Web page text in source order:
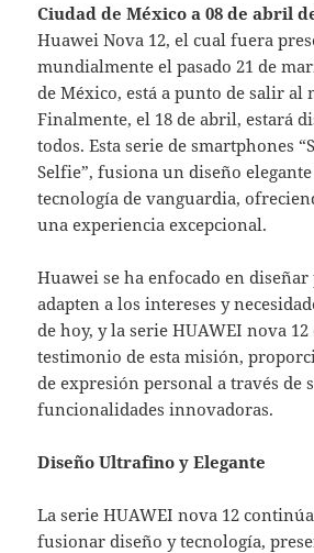
Ciudad de México a 08 de abril
Huawei Nova 12, el cual fuera
mundialmente el pasado 21 de
de México, está a punto de salir al
Finalmente, el 18 de abril, estará
todos. Esta serie de smartphones
Selfie”, fusiona un diseño
tecnología de vanguardia,
una experiencia excepcional.
Huawei se ha enfocado en
adapten a los intereses y
de hoy, y la serie HUAWEI nova
testimonio de esta misión,
de expresión personal a través de
funcionalidades innovadoras.
Diseño Ultrafino y Elegante
La serie HUAWEI nova 12
fusionar diseño y tecnología,